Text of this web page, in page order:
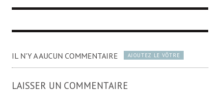
IL N'Y A AUCUN COMMENTAIRE AJOUTEZ LE VÔTRE
LAISSER UN COMMENTAIRE